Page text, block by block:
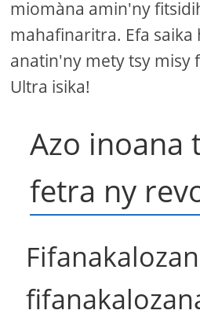
miomàna amin'ny
mahafinaritra. Efa saika
anatin'ny mety tsy misy
Ultra isika!
Azo inoana
fetra ny